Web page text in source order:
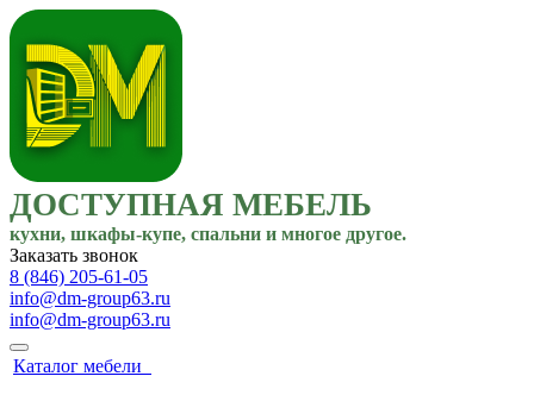
ДОСТУПНАЯ МЕБЕЛЬ
кухни, шкафы-купе, спальни и многое другое.
Заказать звонок
8 (846) 205-61-05
info@dm-group63.ru
info@dm-group63.ru
Каталог мебели